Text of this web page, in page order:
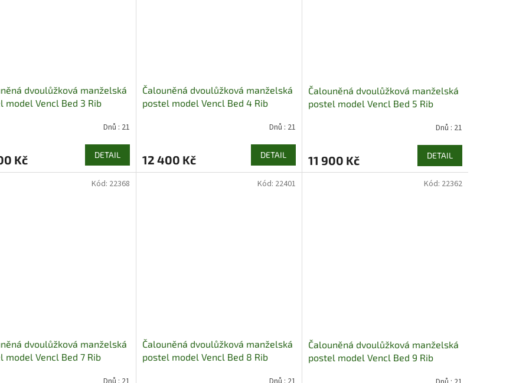
dvoulůžková manželská
model Vencl Bed 3 Rib
Dnů : 21
Kč DETAIL
Čalouněná dvoulůžková manželská
postel model Vencl Bed 4 Rib
Dnů : 21
12 400 Kč DETAIL
Čalouněná dvoulůžková manželská
postel model Vencl Bed 5 Rib
Dnů : 21
11 900 Kč DETAIL
dvoulůžková manželská
model Vencl Bed 7 Rib
Kód: 22368
Čalouněná dvoulůžková manželská
postel model Vencl Bed 8 Rib
Kód: 22401
Čalouněná dvoulůžková manželská
postel model Vencl Bed 9 Rib
Kód: 22362